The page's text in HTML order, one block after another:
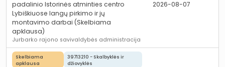
padalinio Istorinės atminties centro
Lybiškiuose langų pirkimo ir jų
montavimo darbai (Skelbiama
apklausa)
Jurbarko rajono savivaldybės administracija
2026-08-07
Skelbiama
apklausa
39713210 - Skalbyklės ir
džiovyklės